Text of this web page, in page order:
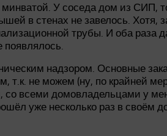
У соседа дом из СИП,
в стенах не завелось.
трубы. И оба
надзором. Основные
не можем (ну, по крайней
всеми домовладельцами у
уже несколько раз в своём